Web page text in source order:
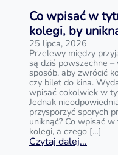
Co wpisać w
kolegi, by
25 lipca, 2026
Przelewy między
są dziś powszechne
sposób, aby zwrócić
czy bilet do kina.
wpisać cokolwiek w
Jednak
przysporzyć sporych
uniknąć? Co wpisać
kolegi, a czego […]
Czytaj dalej...